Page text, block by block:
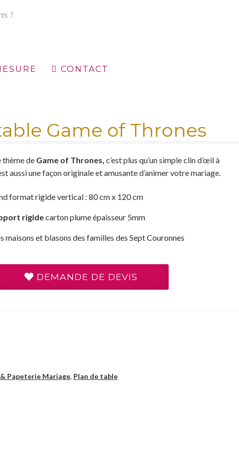
CONTACT
Game of Thrones
thème de Game of Thrones, c’est plus qu’un simple clin d’œil à
aussi une façon originale et amusante d’animer votre mariage.
format rigide vertical : 80 cm x 120 cm
rigidecarton plume épaisseur 5mm
maisons et blasons des familles des Sept Couronnes
DEMANDE DE DEVIS
Papeterie Mariage, Plan de table